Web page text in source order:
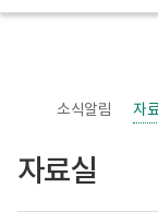
지메
소식알림 자
자료실